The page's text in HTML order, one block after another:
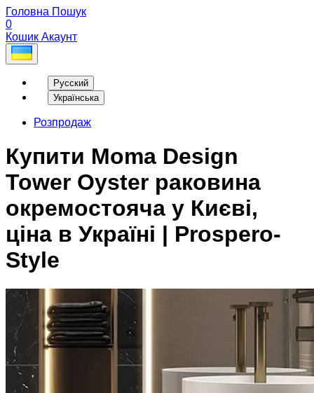
Головна Пошук
0
Кошик Акаунт
Русский
Українська
Розпродаж
Купити Moma Design
Tower Oyster раковина
окремостояча у Києві,
ціна в Україні | Prospero-
Style